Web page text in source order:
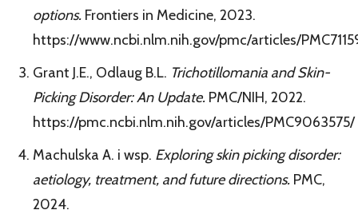
options. Frontiers in Medicine, 2023.
https://www.ncbi.nlm.nih.gov/pmc/articles/
Grant J.E., Odlaug B.L. Trichotillomania and Skin-
Picking Disorder: An Update. PMC/NIH, 2022.
https://pmc.ncbi.nlm.nih.gov/articles/PMC9063575/
Machulska A. i wsp. Exploring skin picking disorder:
aetiology, treatment, and future directions. PMC,
2024.